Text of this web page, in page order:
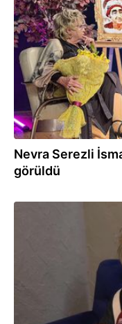
27.03.2024
Nevra Serezli
görüldü